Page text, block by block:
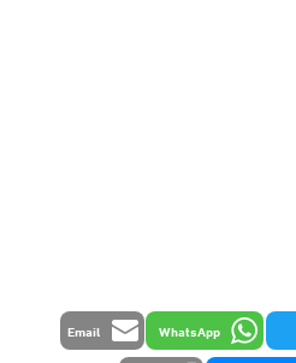
WhatsApp
Email